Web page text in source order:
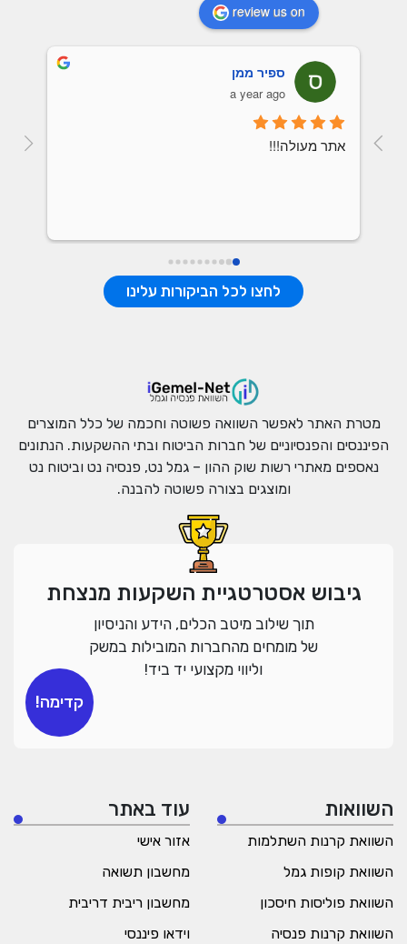
review us on
ספיר ממן
a year ago
אתר מעולה!!!
לחצו לכל הביקורות עלינו
מטרת האתר לאפשר השוואה פשוטה וחכמה של כלל המוצרים
הפיננסים והפנסיוניים של חברות הביטוח ובתי ההשקעות. הנתונים
נאספים מאתרי רשות שוק ההון – גמל נט, פנסיה נט וביטוח נט
ומוצגים בצורה פשוטה להבנה.
גיבוש אסטרטגיית השקעות מנצחת
תוך שילוב מיטב הכלים, הידע והניסיון
של מומחים מהחברות המובילות במשק
וליווי מקצועי יד ביד!
קדימה!
השוואות
השוואת קרנות השתלמות
השוואת קופות גמל
השוואת פוליסות חיסכון
השוואת קרנות פנסיה
עוד באתר
אזור אישי
מחשבון תשואה
מחשבון ריבית דריבית
וידאו פיננסי